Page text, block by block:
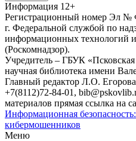
Информация 12+
Регистрационный номер Эл №
г. Федеральной службой по
информационных технологий
(Роскомнадзор).
Учредитель – ГБУК «Псковская
научная библиотека имени
Главный редактор Л.О.
+7(8112)72-84-01,
материалов прямая ссылка на
Информационная
кибермошенников
Меню